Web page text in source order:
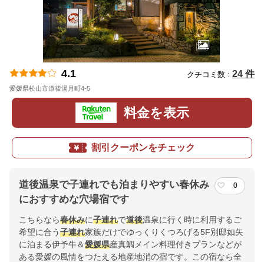
4.1 クチコミ数 : 24 件
愛媛県松山市道後湯月町4-5
料金を表示
割引クーポンをチェック
道後温泉で子連れでも泊まりやすい春休み
におすすめな穴場宿です
0
こちらなら春休みに子連れで道後温泉に行く時に利用するご
希望に合う子連れ家族だけでゆっくりくつろげる5F別邸如矢
に泊まる伊予牛＆愛媛県産真鯛メイン料理付きプランなどが
ある愛媛の風情をつたえる地産地消の宿です。この宿なら全